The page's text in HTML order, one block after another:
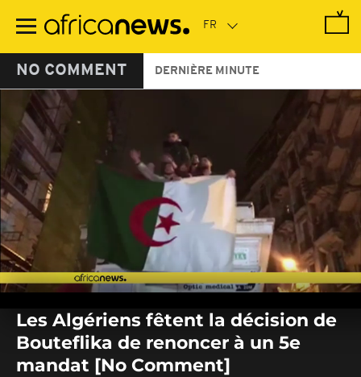
contenu
NO COMMENT DERNIÈRE MINUTE
seconds
seconds
Les Algériens fêtent la décision de
Bouteflika de renoncer à un 5e
mandat [No Comment]